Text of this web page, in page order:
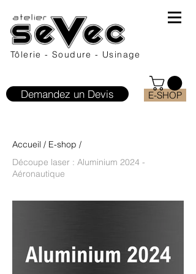
Tôlerie - Soudure - Usinage
E-SHOP
Demandez un Devis
Accueil / E-shop /
Découpe laser : Aluminium 2024 -
Aéronautique